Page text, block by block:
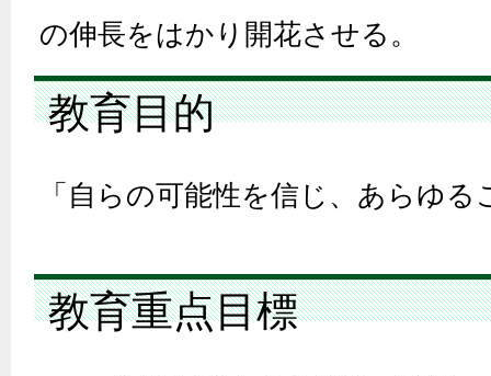
の伸長をはかり開花させる。
教育目的
「自らの可能性を信じ、あらゆ
教育重点目標